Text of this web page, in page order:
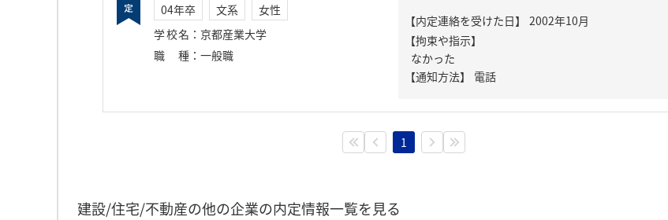
04年卒 文系
女性
学校名 ： 京都産業大学
職種 ： 一般職
【内定連絡を受けた日】
2002年10月
【拘束や指示】
なかった
【通知方法】
電話
1
建設/住宅/不動産の他の企業の内定情報一覧を見る